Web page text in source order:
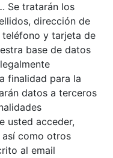
Se tratarán los
dirección de
y tarjeta de
base de datos
finalidad para la
datos a terceros
usted acceder,
como otros
al email